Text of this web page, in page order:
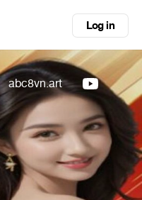
Log in
abc8vn.art